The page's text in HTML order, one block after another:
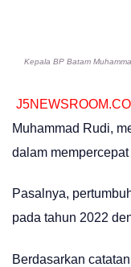
Kepala BP Batam
Muhammad Rudi,
dalam
Pasalnya,
pada tahun 2022
Berdasarkan